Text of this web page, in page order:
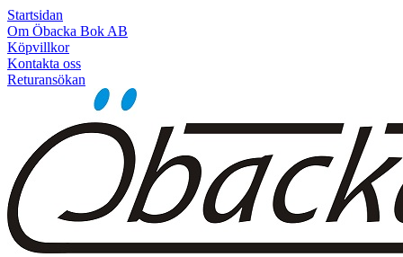
Startsidan
Om Öbacka Bok AB
Köpvillkor
Kontakta oss
Returansökan